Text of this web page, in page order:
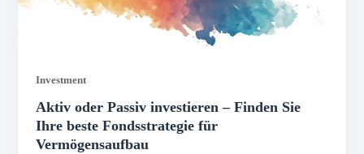
Investment
Aktiv oder Passiv investieren – Finden Sie
Ihre beste Fondsstrategie für
Vermögensaufbau